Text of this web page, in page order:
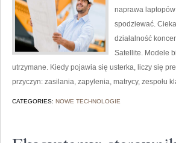
naprawa
spodziewać.
działalność
Satellite. Modele
utrzymane. Kiedy pojawia się usterka, liczy się
przyczyn: zasilania, zapylenia, matrycy, zespołu
CATEGORIES: NOWE TECHNOLOGIE